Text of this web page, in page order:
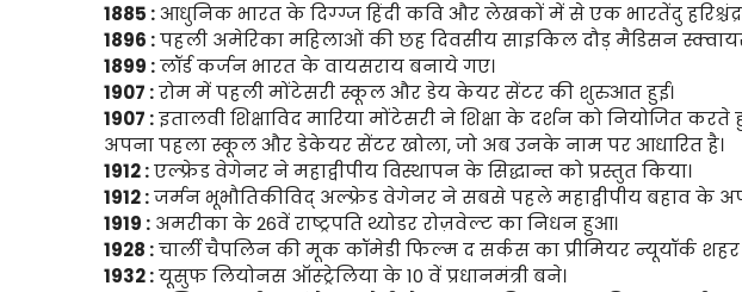
1885 :आधुनिक भारत के दिग्ग्ज हिंदी कवि और लेखकों में से एक भारतेंदु
1896 :पहली अमेरिका महिलाओं की छह दिवसीय साइकिल दौड़ मैडिसन
1899 :लॉर्ड कर्जन भारत के वायसराय बनाये गए।
1907 :रोम में पहली मोंटेसरी स्कूल और डेय केयर सेंटर की शुरुआत हुई।
1907 :इतालवी शिक्षाविद मारिया मोंटेसरी ने शिक्षा के दर्शन को नियोजित
अपना पहला स्कूल और डेकेयर सेंटर खोला, जो अब उनके नाम पर आधारित है।
1912 :एल्फ्रेड वेगेनर ने महाद्वीपीय विस्थापन के सिद्धान्त को प्रस्तुत किया।
1912 :जर्मन भूभौतिकीविद् अल्फ्रेड वेगेनर ने सबसे पहले महाद्वीपीय बहाव के
1919 : अमरीका के 26वें राष्ट्रपति थ्योडर रोज़वेल्ट का निधन हुआ।
1928 :चार्ली चैपलिन की मूक कॉमेडी फिल्म द सर्कस का प्रीमियर न्यूयॉर्क
1932 :यूसुफ लियोनस ऑस्ट्रेलिया के 10 वें प्रधानमंत्री बने।